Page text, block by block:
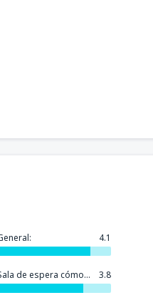
4.1
Sala de espera cómoda: 3.8